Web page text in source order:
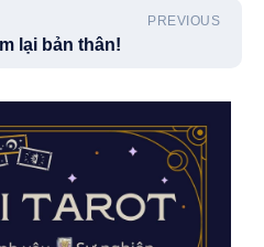
PREVIOUS
lại bản thân!